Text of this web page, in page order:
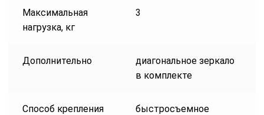
Максимальная
нагрузка, кг
3
Дополнительно
диагональное зеркало
в комплекте
Способ крепления
быстросъемное